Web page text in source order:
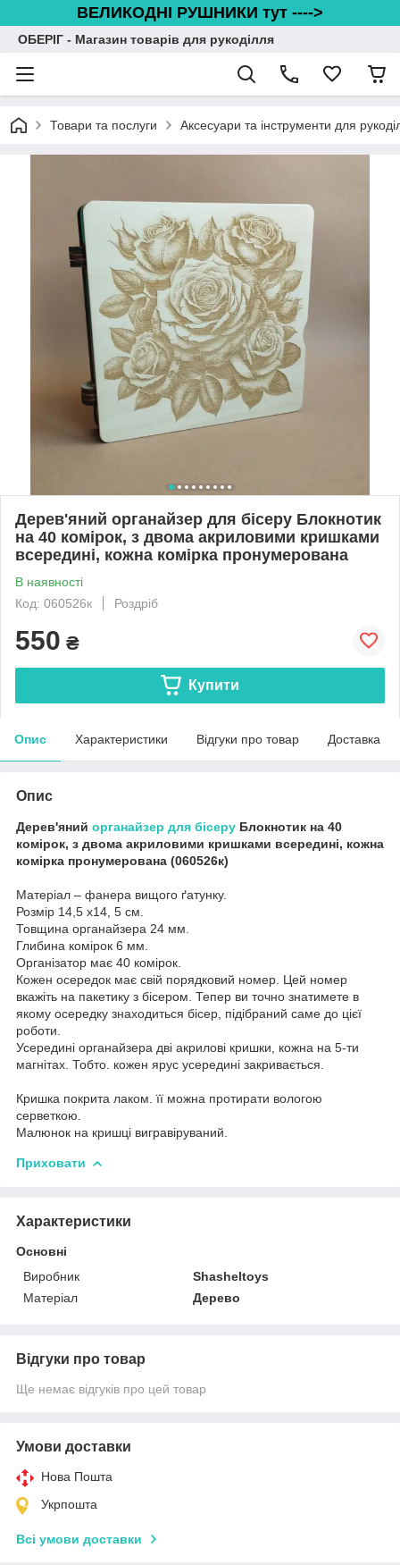
ВЕЛИКОДНІ РУШНИКИ тут ---->
ОБЕРІГ - Магазин товарів для рукоділля
Товари та послуги Аксесуари та інструменти для
Дерев'яний органайзер для бісеру Блокнотик
на 40 комірок, з двома акриловими кришками
всередині, кожна комірка пронумерована
В наявності
Код: 060526к
Роздріб
550 ₴
Купити
Опис Характеристики Відгуки про товар Доставка
Опис
Дерев'яний органайзер для бісеру Блокнотик на 40
комірок, з двома акриловими кришками всередині, кожна
комірка пронумерована (060526к)
Матеріал – фанера вищого ґатунку.
Розмір 14,5 х14, 5 см.
Товщина органайзера 24 мм.
Глибина комірок 6 мм.
Організатор має 40 комірок.
Кожен осередок має свій порядковий номер. Цей номер
вкажіть на пакетику з бісером. Тепер ви точно знатимете в
якому осередку знаходиться бісер, підібраний саме до цієї
роботи.
Усередині органайзера дві акрилові кришки, кожна на 5-ти
магнітах. Тобто. кожен ярус усередині закривається.
Кришка покрита лаком. її можна протирати вологою
серветкою.
Малюнок на кришці вигравіруваний.
Приховати
Характеристики
Основні
Виробник
Shasheltoys
Матеріал
Дерево
Відгуки про товар
Ще немає відгуків про цей товар
Умови доставки
Нова Пошта
Укрпошта
Всі умови доставки